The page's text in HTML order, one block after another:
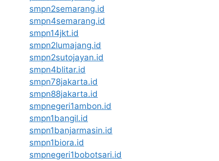
smpn2semarang.id
smpn4semarang.id
smpn14jkt.id
smpn2lumajang.id
smpn2sutojayan.id
smpn4blitar.id
smpn78jakarta.id
smpn88jakarta.id
smpnegeri1ambon.id
smpn1bangil.id
smpn1banjarmasin.id
smpn1biora.id
smpnegeri1bobotsari.id